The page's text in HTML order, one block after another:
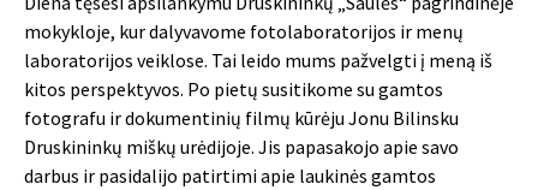
mokykloje, kur dalyvavome fotolaboratorijos ir menų
laboratorijos veiklose. Tai leido mums pažvelgti į meną iš
kitos perspektyvos. Po pietų susitikome su gamtos
fotografu ir dokumentinių filmų kūrėju Jonu Bilinsku
Druskininkų miškų urėdijoje. Jis papasakojo apie savo
darbus ir pasidalijo patirtimi apie laukinės gamtos